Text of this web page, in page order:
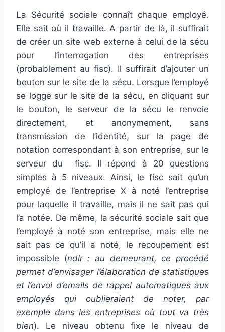
La Sécurité sociale connaît chaque employé.
Elle sait où il travaille. A partir de là, il suffirait
de créer un site web externe à celui de la sécu
pour l’interrogation des entreprises
(probablement au fisc). Il suffirait d’ajouter un
bouton sur le site de la sécu. Lorsque l’employé
se logge sur le site de la sécu, en cliquant sur
le bouton, le serveur de la sécu le renvoie
directement, et anonymement, sans
transmission de l’identité, sur la page de
notation correspondant à son entreprise, sur le
serveur du fisc. Il répond à 20 questions
simples à 5 niveaux. Ainsi, le fisc sait qu’un
employé de l’entreprise X à noté l’entreprise
pour laquelle il travaille, mais il ne sait pas qui
l’a notée. De même, la sécurité sociale sait que
l’employé à noté son entreprise, mais elle ne
sait pas ce qu’il a noté, le recoupement est
impossible (ndlr : au demeurant, ce procédé
permet d’envisager l’élaboration de statistiques
et l’envoi d’emails de rappel automatiques aux
employés qui oublieraient de noter, par
exemple dans les entreprises où tout va très
bien). Le niveau obtenu fixe le niveau de